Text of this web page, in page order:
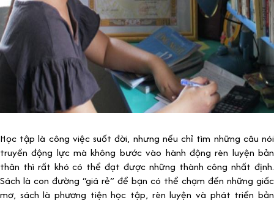
Học tập là công việc suốt đời, nhưng nếu chỉ tìm những câu nói
truyền động lực mà không bước vào hành động rèn luyện bản
thân thì rất khó có thể đạt được những thành công nhất định.
Sách là con đường “giá rẻ” để bạn có thể chạm đến những giấc
mơ, sách là phương tiện học tập, rèn luyện và phát triển bản